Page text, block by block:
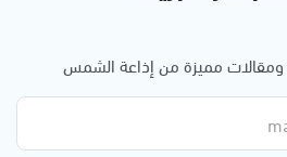
ومقالات مميزة من إذاعة الشمس